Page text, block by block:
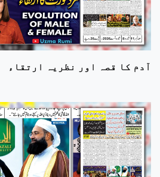
آدم کا قصہ اور نظریہ ارتقاء